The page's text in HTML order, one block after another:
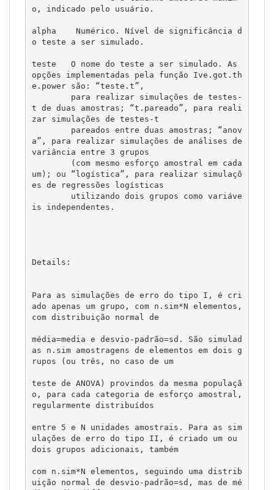
o, indicado pelo usuário.
alpha	 Numérico. Nível de significância d
o teste a ser simulado.
teste	O nome do teste a ser simulado. As
opções implementadas pela função Ive.got.th
e.power são: “teste.t”,
t de duas amostras; “t.pareado”, para reali
zar simulações de testes-t
a”, para realizar simulações de análises de
variância entre 3 grupos
um); ou “logística”, para realizar simulaçõ
es de regressões logísticas
is independentes.
Details:
Para as simulações de erro do tipo I, é cri
ado apenas um grupo, com n.sim*N elementos,
com distribuição normal de
média=media e desvio-padrão=sd. São simulad
as n.sim amostragens de elementos em dois g
rupos (ou três, no caso de um
teste de ANOVA) provindos da mesma populaçã
o, para cada categoria de esforço amostral,
regularmente distribuídos
entre 5 e N unidades amostrais. Para as sim
ulações de erro do tipo II, é criado um ou
dois grupos adicionais, também
com n.sim*N elementos, seguindo uma distrib
uição normal de desvio-padrão=sd, mas de mé